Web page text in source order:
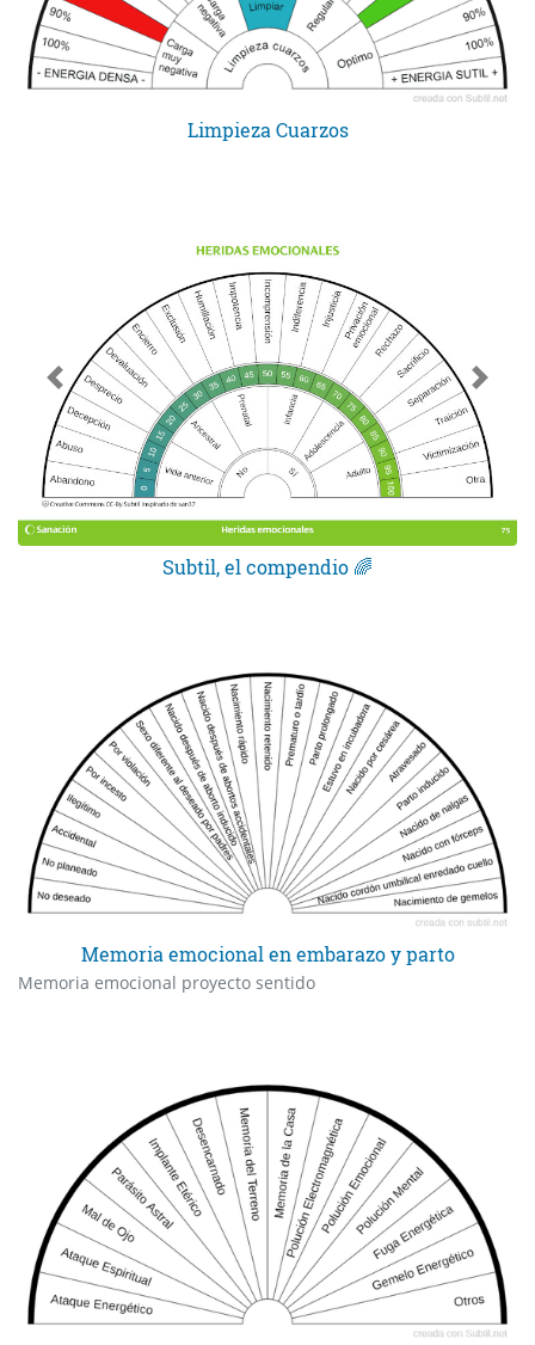
Limpieza Cuarzos
Subtil, el compendio 🌈
Memoria emocional en embarazo y parto
Memoria emocional proyecto sentido